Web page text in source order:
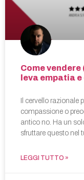
Come
leva empatia
Il cervello razionale
compassione o
antico no. Ha un
sfruttare questo nel
LEGGI TUTTO »